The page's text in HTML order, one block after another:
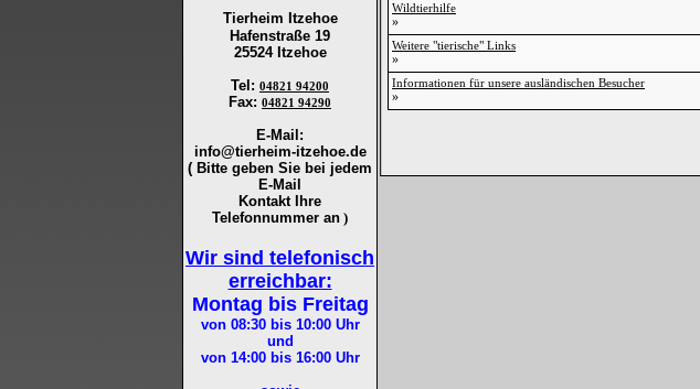
Tierheim Itzehoe
Hafenstraße 19
25524 Itzehoe
Tel : 04821 94200
Fax: 04821 94290
E-Mail:
info@tierheim-itzehoe.de
( Bitte geben Sie bei jedem
E-Mail
Kontakt Ihre
Telefonnummer an )
Wir sind telefonisch
erreichbar:
Montag bis Freitag
von 08:30 bis 10:00Uhr
und
von 14:00 bis 16:00Uhr
Wildtierhilfe
»
Weitere "tierische" Links
»
Informationen für unsere ausländischen Besucher
»